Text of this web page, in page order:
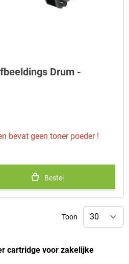
Drum -
bevat geen toner poeder !
Bestel
Toon
cartridge voor zakelijke